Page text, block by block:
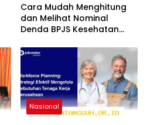
Cara Mudah Menghitung
dan Melihat Nominal
Denda BPJS Kesehatan
Nasional